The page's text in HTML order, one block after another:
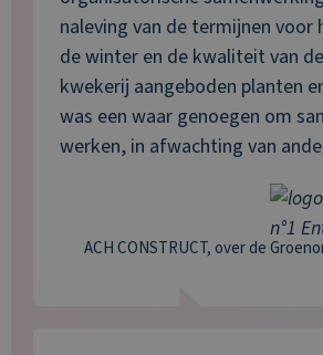
naleving van de termijnen voor
de winter en de kwaliteit van
kwekerij aangeboden planten
was een waar genoegen om
werken, in afwachting van
ACH CONSTRUCT, over de